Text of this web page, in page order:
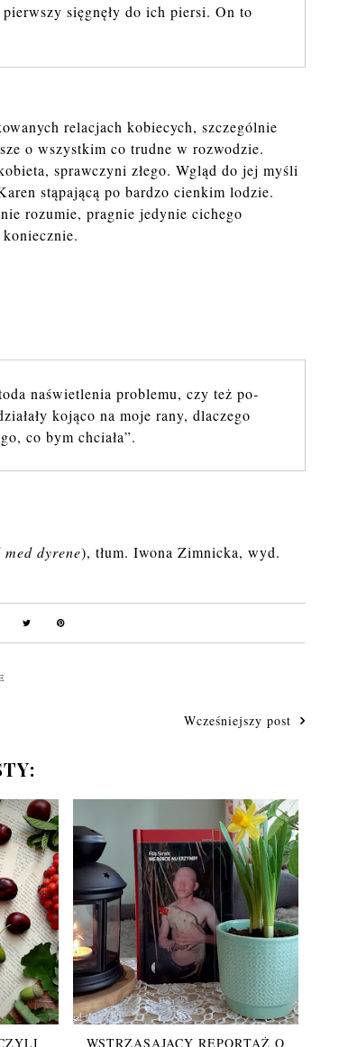
się­gnę­ły do ich pier­si. On to
relacjach kobiecych, szczególnie
o wszystkim co trudne w rozwodzie.
sprawczyni złego. Wgląd do jej myśli
stąpającą po bardzo cienkim lodzie.
rozumie, pragnie jedynie cichego
na­świe­tle­nia pro­ble­mu, czy też po­
ko­ją­co na moje rany, dla­cze­go
co bym chcia­ła”.
dyrene), tłum. Iwona Zimnicka, wyd.
Wcześniejszy post
WSTRZĄSAJĄCY REPORTAŻ O